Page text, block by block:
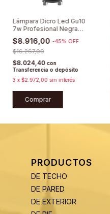
Lámpara Dicro Led Gu10
7w Profesional Negra
Dimerizable
$8.916,00 -45% OFF
$16.267,00
$8.024,40 con
Transferencia o depósito
3 x $2.972,00 sin interés
Comprar
PRODUCTOS
DE TECHO
DE PARED
DE EXTERIOR